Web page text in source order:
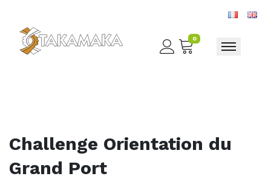
0
Toggle
Challenge Orientation du
Grand Port